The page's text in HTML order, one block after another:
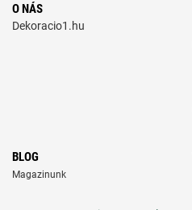
O NÁS
Dekoracio1.hu
BLOG
Magazinunk